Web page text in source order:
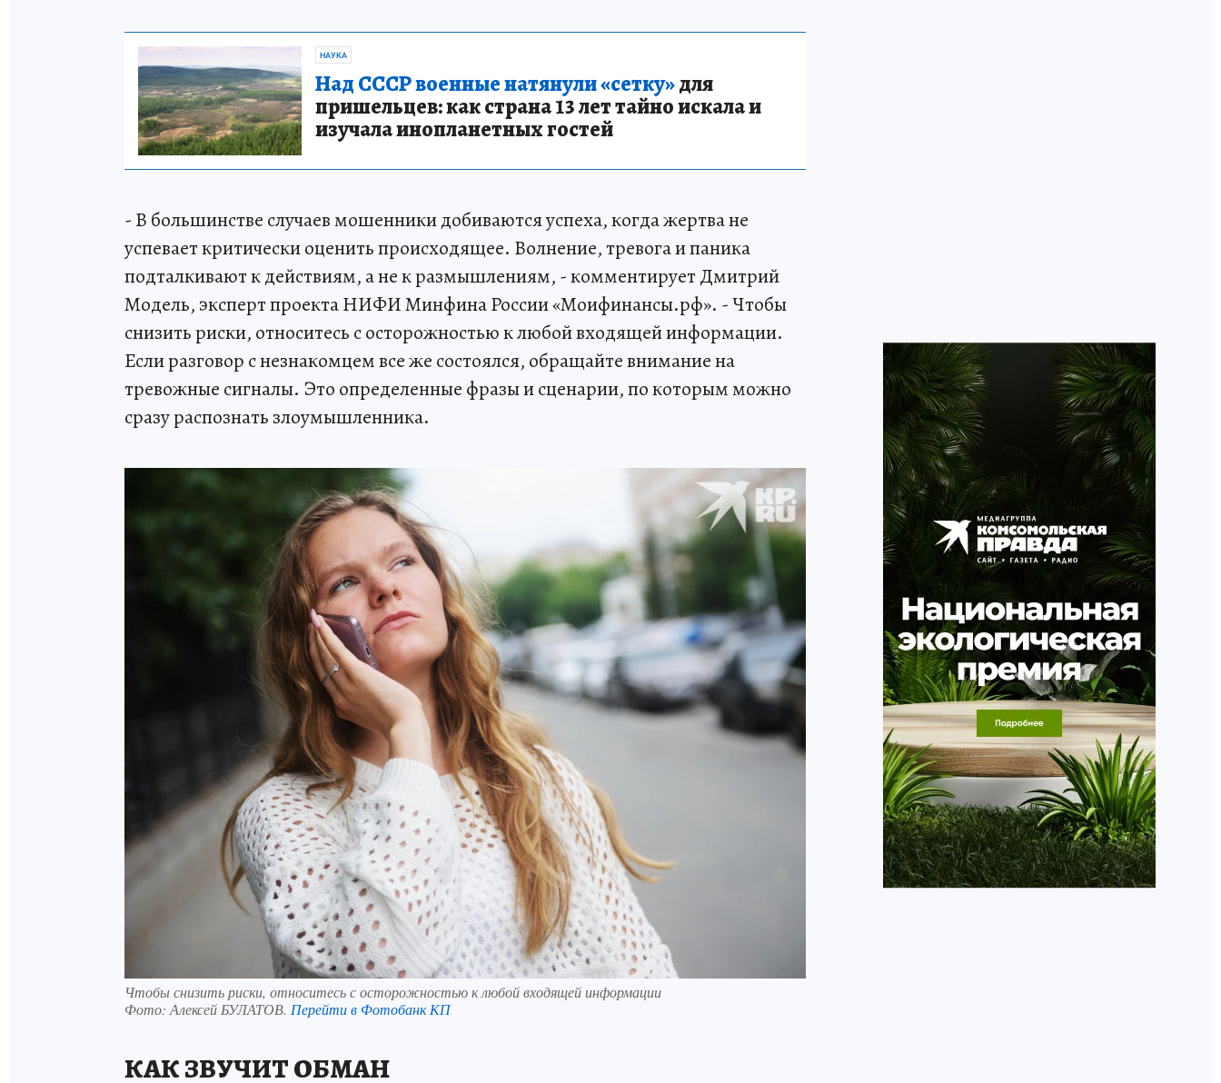
НАУКА
Над СССР военные натянули «сетку»для
пришельцев: как страна 13 лет тайно искала и
изучала инопланетных гостей
- В большинстве случаев мошенники добиваются успеха, когда жертва не
успевает критически оценить происходящее. Волнение, тревога и паника
подталкивают к действиям, а не к размышлениям, - комментирует Дмитрий
Модель, эксперт проекта НИФИ Минфина России «Моифинансы.рф». - Чтобы
снизить риски, относитесь с осторожностью к любой входящей информации.
Если разговор с незнакомцем все же состоялся, обращайте внимание на
тревожные сигналы. Это определенные фразы и сценарии, по которым можно
сразу распознать злоумышленника.
Чтобы снизить риски, относитесь с осторожностью к любой входящей информации
Фото: Алексей БУЛАТОВ. Перейти в Фотобанк КП
КАК ЗВУЧИТ ОБМАН